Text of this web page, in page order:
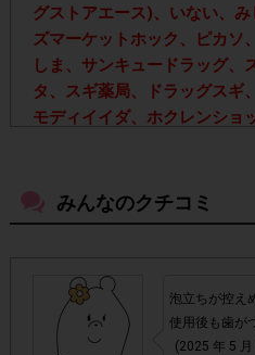
グストアエース)、いない、
ズマーケットホック、ピカソ
しま、サンキュードラッグ、
タ、スギ薬局、ドラッグスギ
モディイイダ、ホクレンショ
入いただき、お試しいただいた方
※詳細条件については「チェッ
▼注意事項
・店舗によって取扱いのない場
みんなのクチコミ
泡立ちが控え
使用後も歯が
(2025 年 5